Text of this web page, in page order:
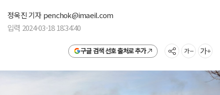
정욱진 기자penchok@imaeil.com
입력 2024-03-18 18:34:40
구글 검색 선호 출처로 추가